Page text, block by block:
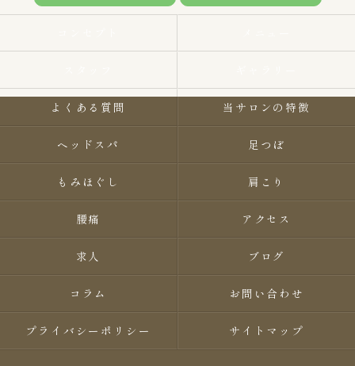
よくある質問 当サロンの特徴
ヘッドスパ 足つぼ
もみほぐし 肩こり
腰痛 アクセス
求人 ブログ
コラム お問い合わせ
プライバシーポリシー サイトマップ